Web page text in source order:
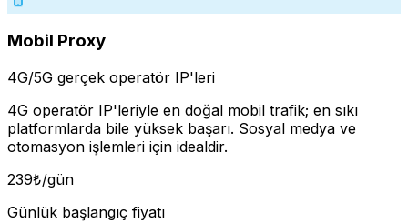
Mobil Proxy
4G/5G gerçek operatör IP'leri
4G operatör IP'leriyle en doğal mobil trafik; en sıkı
platformlarda bile yüksek başarı. Sosyal medya ve
otomasyon işlemleri için idealdir.
239₺/gün
Günlük başlangıç fiyatı